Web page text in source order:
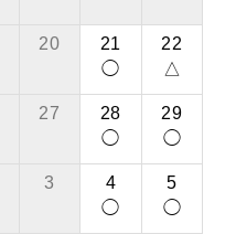
20 21
◯
22
△
27 28
◯
29
◯
3 4
◯
5
◯